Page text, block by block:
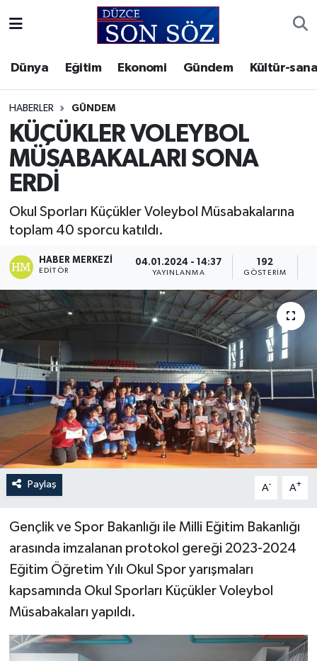
Dünya Eğitim Ekonomi Gündem Kültür-
HABERLER GÜNDEM
KÜÇÜKLER VOLEYBOL
MÜSABAKALARI SONA
ERDİ
Okul Sporları Küçükler Voleybol Müsabakalarına
toplam 40 sporcu katıldı.
HABER MERKEZI
EDITÖR
04.01.2024 - 14:37
YAYINLANMA
192
GÖSTERIM
Paylaş A- A+
Gençlik ve Spor Bakanlığı ile Milli Eğitim Bakanlığı
arasında imzalanan protokol gereği 2023-2024
Eğitim Öğretim Yılı Okul Spor yarışmaları
kapsamında Okul Sporları Küçükler Voleybol
Müsabakaları yapıldı.
Gizlilik Sözleşmesi
İletişim
Künye
Akçakoca Hava Durumu
Akçakoca Trafik Yoğunluk Haritası
Süper Lig Puan Durumu ve Fikstür
Son Dakika Haberleri
Haber Arşivi